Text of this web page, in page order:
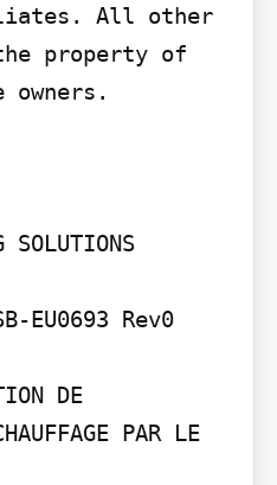
All other
property of
SOLUTIONS
EU0693 Rev0
DE
PAR LE